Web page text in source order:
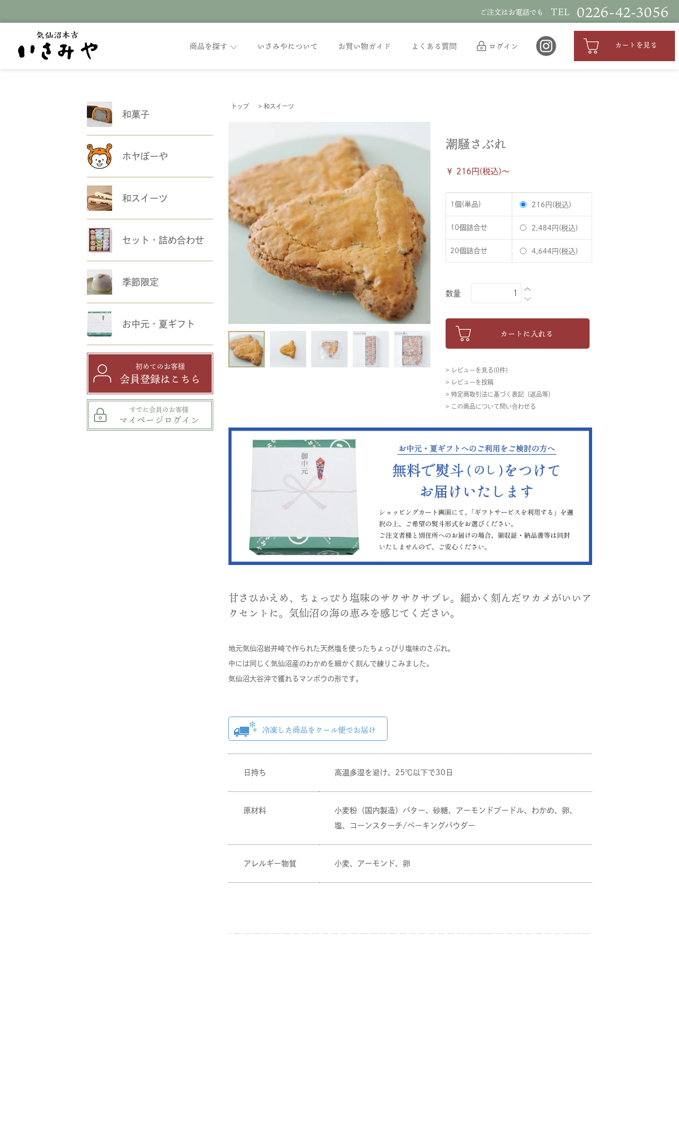
ご注文はお電話でも TEL 0226-42-3056
商品を探す いさみやについて お買い物ガイド よくある質問 ログイン カートを見る
和菓子
ホヤぼーや
和スイーツ
セット・詰め合わせ
季節限定
お中元・夏ギフト
初めてのお客様
会員登録はこちら
すでに会員のお客様
マイページログイン
トップ > 和スイーツ
潮騒さぶれ
￥ 216円(税込)〜
1個(単品) 216円(税込)
10個詰合せ 2,484円(税込)
20個詰合せ 4,644円(税込)
数量
カートに入れる
> レビューを見る(0件)
> レビューを投稿
> 特定商取引法に基づく表記（返品等）
> この商品について問い合わせる
甘さひかえめ、ちょっぴり塩味のサクサクサブレ。細かく刻んだワカメがいいア
クセントに。気仙沼の海の恵みを感じてください。
地元気仙沼岩井崎で作られた天然塩を使ったちょっぴり塩味のさぶれ。
中には同じく気仙沼産のわかめを細かく刻んで練りこみました。
気仙沼大谷沖で獲れるマンボウの形です。
日持ち 高温多湿を避け、25℃以下で30日
原材料
小麦粉（国内製造）バター、砂糖、アーモンドプードル、わかめ、卵、
塩、コーンスターチ/ベーキングパウダー
アレルギー物質 小麦、アーモンド、卵